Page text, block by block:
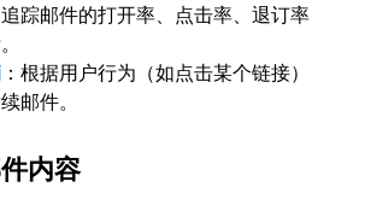
踪邮件的打开率、点击率、退订率
：根据用户行为（如点击某个链接）
邮件。
内容